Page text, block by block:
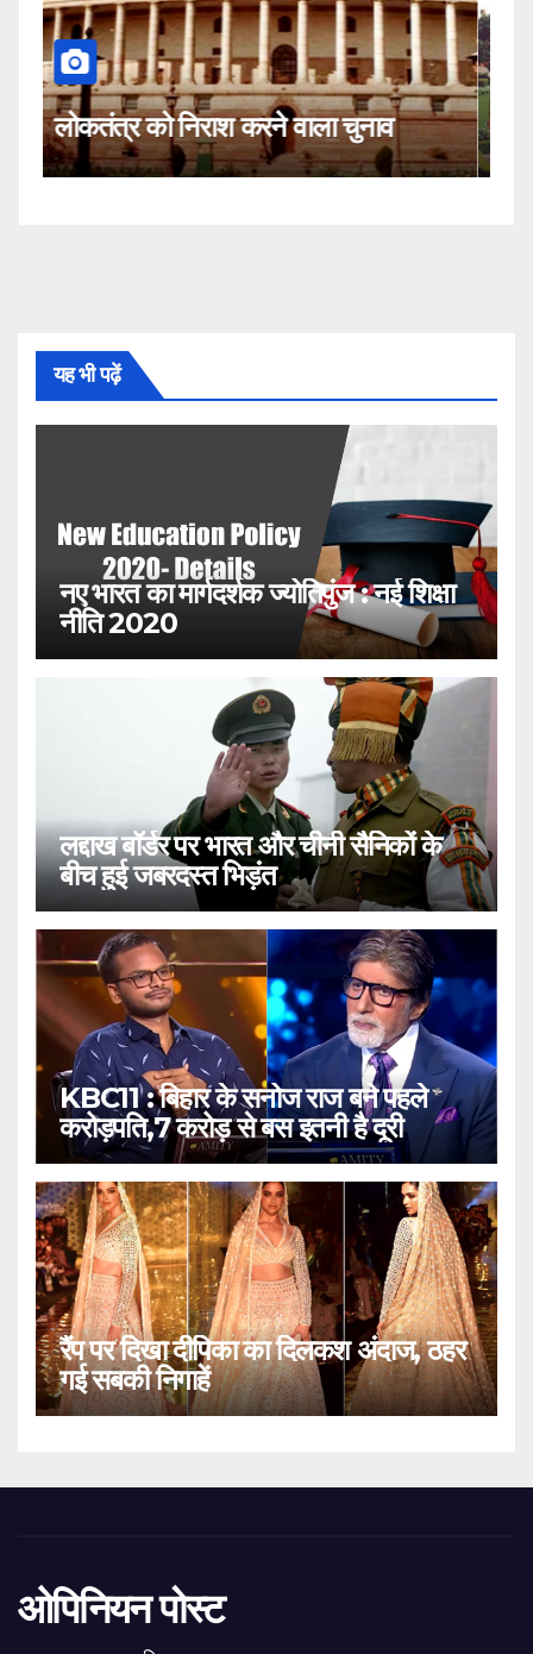
कहीं यह सीजेआई के खिलाफ साजिश तो
नहीं!
यह भी पढ़ें
नए भारत का मार्गदर्शक ज्योतिपुंज : नई शिक्षा
नीति 2020
लद्दाख बॉर्डर पर भारत और चीनी सैनिकों के
बीच हुई जबरदस्त भिड़ंत
KBC11 : बिहार के सनोज राज बने पहले
करोड़पति,7 करोड़ से बस इतनी है दूरी
रैंप पर दिखा दीपिका का दिलकश अंदाज, ठहर
गई सबकी निगाहें
ओपिनियन पोस्ट